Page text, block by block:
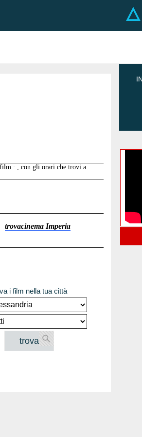
: , con gli orari che trovi a
trovacinema Imperia
i film nella tua città
trova